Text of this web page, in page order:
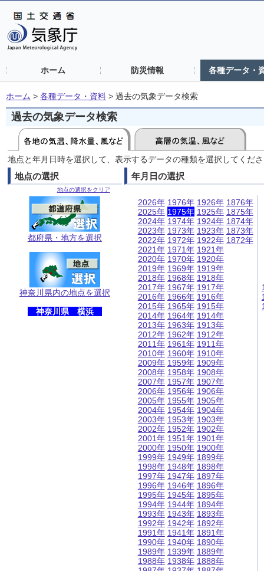
ホーム 防災情報 各種データ・
ホーム > 各種データ・資料 > 過去の気象データ検索
過去の気象データ検索
地点と年月日時を選択して、表示するデータの種類を選択してくだ
地点の選択
地点の選択をクリア
都府県・地方を選択
神奈川県内の地点を選択
神奈川県 横浜
年月日の選択
2026年
2025年
2024年
2023年
2022年
2021年
2020年
2019年
2018年
2017年
2016年
2015年
2014年
2013年
2012年
2011年
2010年
2009年
2008年
2007年
2006年
2005年
2004年
2003年
2002年
2001年
2000年
1999年
1998年
1997年
1996年
1995年
1994年
1993年
1992年
1991年
1990年
1989年
1988年
1976年
1975年
1974年
1973年
1972年
1971年
1970年
1969年
1968年
1967年
1966年
1965年
1964年
1963年
1962年
1961年
1960年
1959年
1958年
1957年
1956年
1955年
1954年
1953年
1952年
1951年
1950年
1949年
1948年
1947年
1946年
1945年
1944年
1943年
1942年
1941年
1940年
1939年
1938年
1926年
1925年
1924年
1923年
1922年
1921年
1920年
1919年
1918年
1917年
1916年
1915年
1914年
1913年
1912年
1911年
1910年
1909年
1908年
1907年
1906年
1905年
1904年
1903年
1902年
1901年
1900年
1899年
1898年
1897年
1896年
1895年
1894年
1893年
1892年
1891年
1890年
1889年
1888年
1876年
1875年
1874年
1873年
1872年